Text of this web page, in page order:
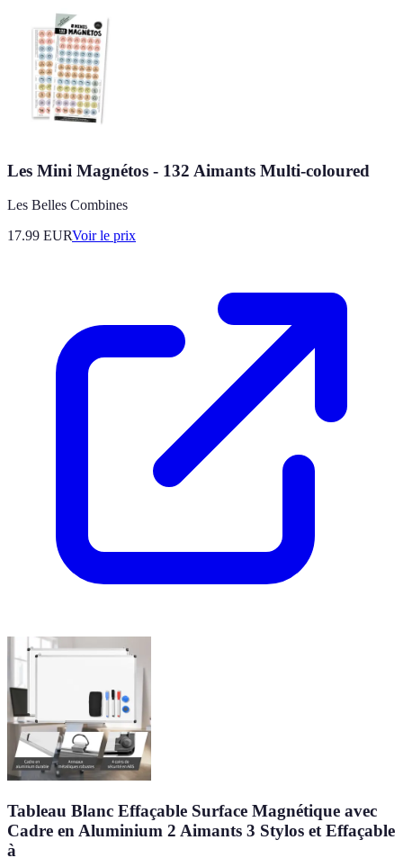
Les Mini Magnétos - 132 Aimants Multi-coloured
Les Belles Combines
17.99 EURVoir le prix
Tableau Blanc Effaçable Surface Magnétique avec
Cadre en Aluminium 2 Aimants 3 Stylos et Effaçable
à